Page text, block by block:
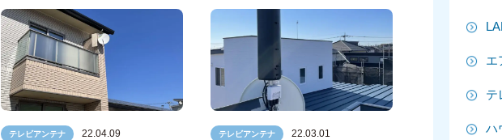
テレビアンテナ 22.04.09 テレビアンテナ 22.03.01
エ
テ
ハ